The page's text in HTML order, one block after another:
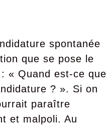
spontanée
que se pose le
« Quand est-ce que
? ». Si on
paraître
et malpoli. Au